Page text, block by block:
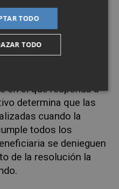
resolución de la RVI
sostiene el defensor
ha solicitado a la
en el plazo máximo
en el que responda a
determina que las
cuando la
todos los
se denieguen
de la resolución la
TODO
TODO